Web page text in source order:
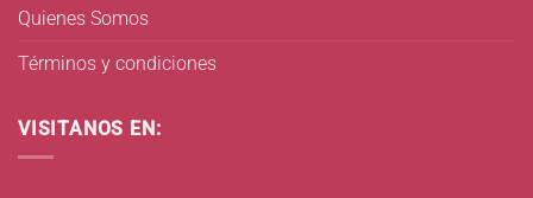
Quienes Somos
Términos y condiciones
VISITANOS EN: